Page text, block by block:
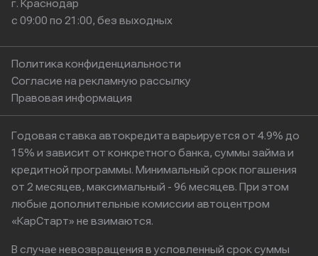
г. Краснодар
с 09:00 по 21:00, без выходных
Политика конфиденциальности
Согласие на рекламную рассылку
Правовая информация
Годовая ставка автокредита варьируется от 4.9% до
15% и зависит от конкретного банка, суммы займа и
кредитной программы. Минимальный срок погашения
от 2 месяцев, максимальный - 96 месяцев. При этом
любые дополнительные комиссии автоцентром
«КарСтарт» не взимаются.
В случае невозвращения в условленный срок суммы